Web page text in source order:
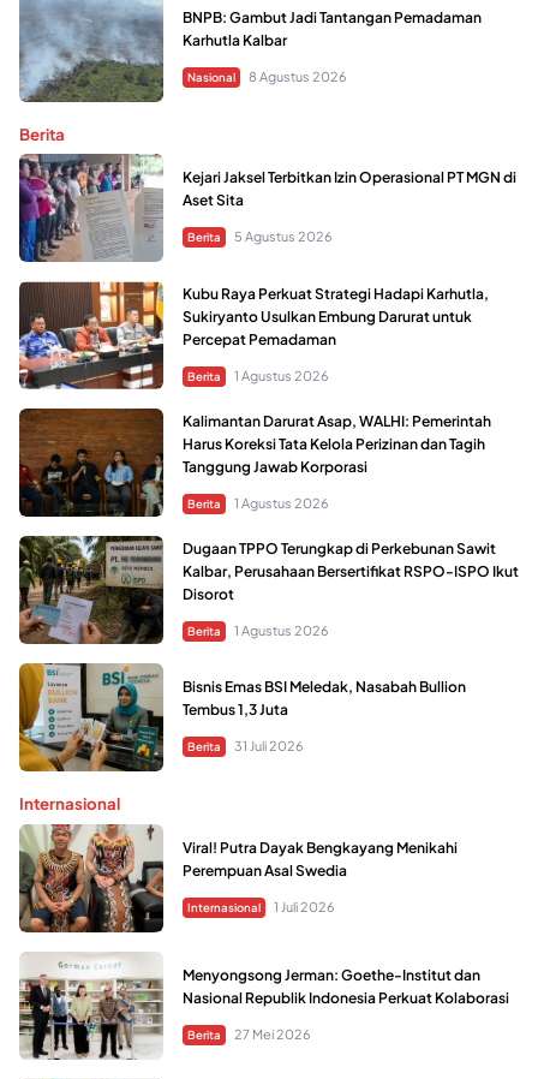
BNPB: Gambut Jadi Tantangan Pemadaman
Karhutla Kalbar
Nasional 8 Agustus 2026
Berita
Kejari Jaksel Terbitkan Izin Operasional PT MGN di
Aset Sita
Berita 5 Agustus 2026
Kubu Raya Perkuat Strategi Hadapi Karhutla,
Sukiryanto Usulkan Embung Darurat untuk
Percepat Pemadaman
Berita 1 Agustus 2026
Kalimantan Darurat Asap, WALHI: Pemerintah
Harus Koreksi Tata Kelola Perizinan dan Tagih
Tanggung Jawab Korporasi
Berita 1 Agustus 2026
Dugaan TPPO Terungkap di Perkebunan Sawit
Kalbar, Perusahaan Bersertifikat RSPO-ISPO Ikut
Disorot
Berita 1 Agustus 2026
Bisnis Emas BSI Meledak, Nasabah Bullion
Tembus 1,3 Juta
Berita 31 Juli 2026
Internasional
Viral! Putra Dayak Bengkayang Menikahi
Perempuan Asal Swedia
Internasional 1 Juli 2026
Menyongsong Jerman: Goethe-Institut dan
Nasional Republik Indonesia Perkuat Kolaborasi
Berita 27 Mei 2026